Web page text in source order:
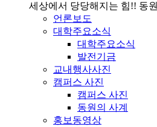
세상에서 당당해지는 힘!! 동원
언론보도
대학주요소식
대학주요소식
발전기금
교내행사사진
캠퍼스 사진
캠퍼스 사진
동원의 사계
홍보동영상